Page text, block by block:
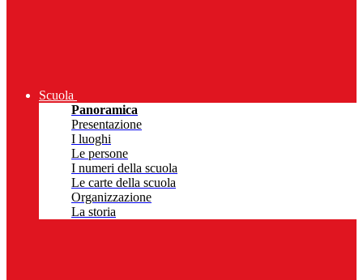
Scuola
Panoramica
Presentazione
I luoghi
Le persone
I numeri della scuola
Le carte della scuola
Organizzazione
La storia